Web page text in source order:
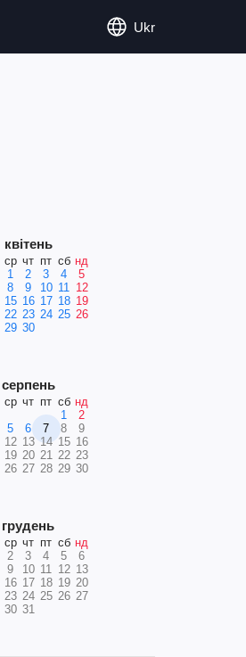
Ukr
квітень
ср чт пт сб нд
1
2 3 4
5
8 9 10 11 12
15 16 17 18 19
22 23 24 25 26
29 30
серпень
ср чт пт сб нд
1
2
5 6 7 8
9
12 13 14 15 16
19 20 21 22 23
26 27 28 29 30
грудень
ср чт пт сб нд
2 3 4 5
6
9 10 11 12 13
16 17 18 19 20
23 24 25 26 27
30 31